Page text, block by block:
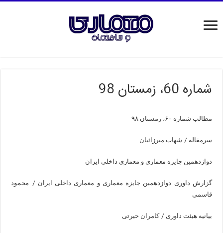
شماره 60، زمستان 98
مطالب شماره ۶۰، زمستان ۹۸
سرمقاله/ شهاب میرزائیان
دوازدهمین جایزه معماری و معماری داخلی ایران
گزارش داوری دوازدهمین جایزه معماری و معماری داخلی ایران/ محمود
قاسمی
بیانیه هیئت داوری/کامران حیرتی